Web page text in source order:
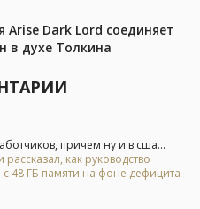
Dark Lord соединяет
в духе Толкина
причем ну и в сша...
как руководство
48 ГБ памяти на фоне дефицита